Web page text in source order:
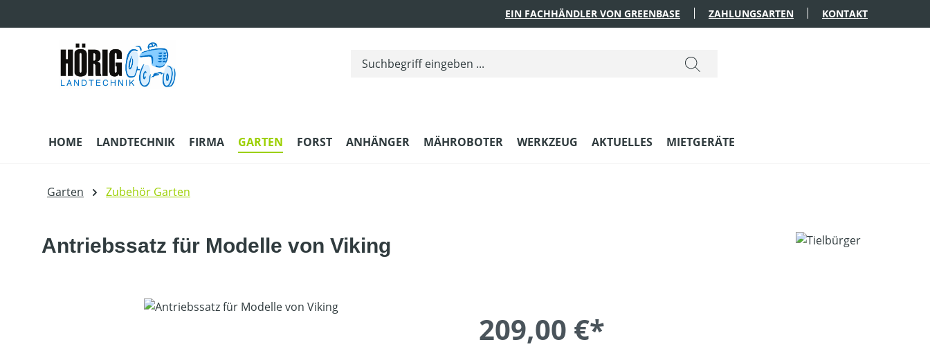
EIN FACHHÄNDLER VON GREENBASE ZAHLUNGSARTEN KONTAKT
HOME LANDTECHNIK FIRMA GARTEN FORST ANHÄNGER MÄHROBOTER WERKZEUG AKTUELLES MIETGERÄTE
Garten Zubehör Garten
Antriebssatz für Modelle von Viking
Bildergalerie überspringen
209,00 €*